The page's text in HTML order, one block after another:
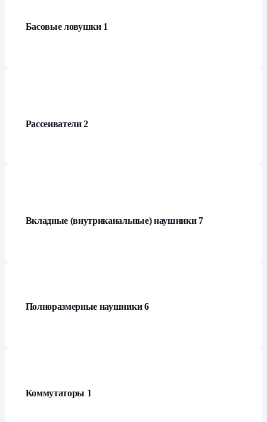
Басовые ловушки 1
Рассеиватели2
Вкладные (внутриканальные) наушники 7
Полноразмерные наушники6
Коммутаторы 1